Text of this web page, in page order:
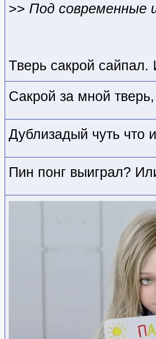
>> Под современные
Тверь сакрой
Сакрой за мной
Дублизадый чуть что
Пин понг выиграл?